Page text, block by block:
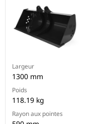
Largeur
1300 mm
Poids
118.19 kg
Rayon aux pointes